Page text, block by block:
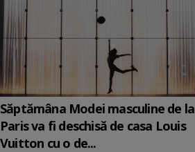
Săptămâna Modei masculine de la
Paris va fi deschisă de casa Louis
Vuitton cu o de...